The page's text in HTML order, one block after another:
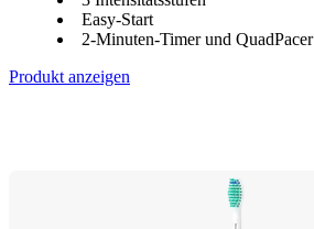
Easy-Start
2-Minuten-Timer und QuadPacer
Produkt anzeigen